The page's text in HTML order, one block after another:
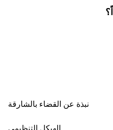
نبذة عن القضاء بالشارقة
الهيكل التنظيمي